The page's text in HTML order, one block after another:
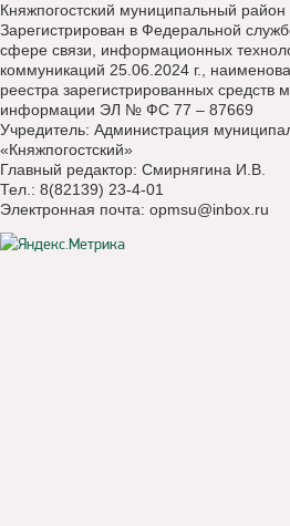
Княжпогостский муниципальный район
Зарегистрирован в Федеральной
сфере связи, информационных
коммуникаций 25.06.2024 г.,
реестра зарегистрированных средств
информации ЭЛ № ФС 77 – 87669
Учредитель: Администрация
«Княжпогостский»
Главный редактор: Смирнягина И.В.
Тел.: 8(82139) 23-4-01
Электронная почта: opmsu@inbox.ru